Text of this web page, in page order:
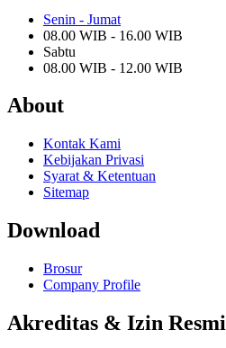
Senin - Jumat
08.00 WIB - 16.00 WIB
Sabtu
08.00 WIB - 12.00 WIB
About
Kontak Kami
Kebijakan Privasi
Syarat & Ketentuan
Sitemap
Download
Brosur
Company Profile
Akreditas & Izin Resmi